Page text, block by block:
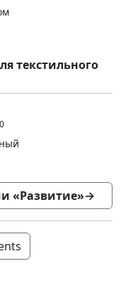
текстильного
«Развитие»→